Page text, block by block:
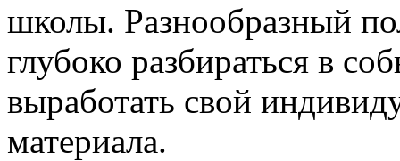
школы. Разнообразный
глубоко разбираться в
выработать свой
материала.